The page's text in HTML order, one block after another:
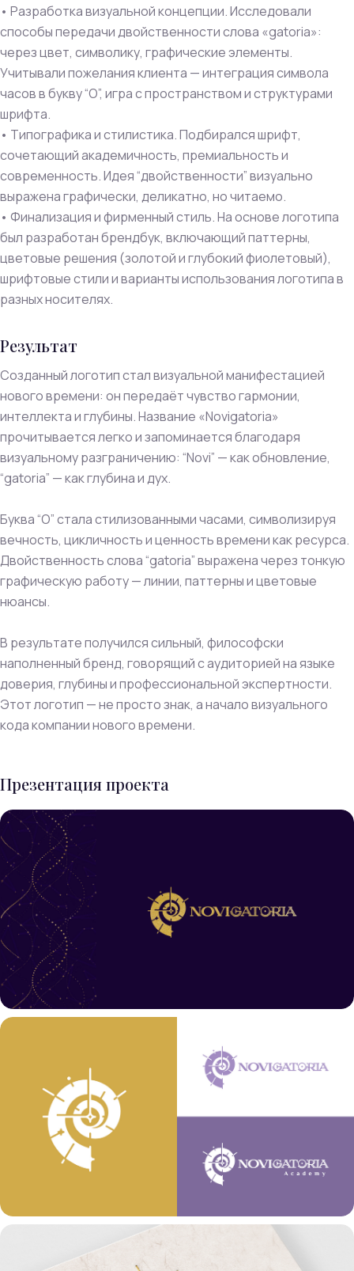
• Разработка визуальной концепции. Исследовали
способы передачи двойственности слова «gatoria»:
через цвет, символику, графические элементы.
Учитывали пожелания клиента — интеграция символа
часов в букву “О”, игра с пространством и структурами
шрифта.
• Типографика и стилистика. Подбирался шрифт,
сочетающий академичность, премиальность и
современность. Идея “двойственности” визуально
выражена графически, деликатно, но читаемо.
• Финализация и фирменный стиль. На основе логотипа
был разработан брендбук, включающий паттерны,
цветовые решения (золотой и глубокий фиолетовый),
шрифтовые стили и варианты использования логотипа в
разных носителях.
Результат
Созданный логотип стал визуальной манифестацией
нового времени: он передаёт чувство гармонии,
интеллекта и глубины. Название «Novigatoria»
прочитывается легко и запоминается благодаря
визуальному разграничению: “Novi” — как обновление,
“gatoria” — как глубина и дух.
Буква “O” стала стилизованными часами, символизируя
вечность, цикличность и ценность времени как ресурса.
Двойственность слова “gatoria” выражена через тонкую
графическую работу — линии, паттерны и цветовые
нюансы.
В результате получился сильный, философски
наполненный бренд, говорящий с аудиторией на языке
доверия, глубины и профессиональной экспертности.
Этот логотип — не просто знак, а начало визуального
кода компании нового времени.
Презентация проекта